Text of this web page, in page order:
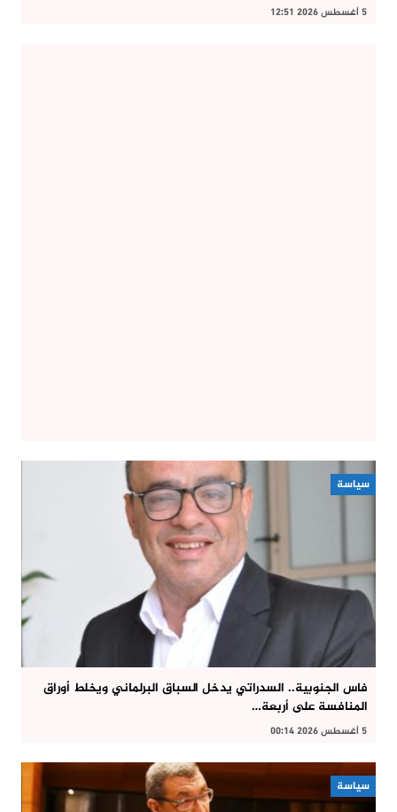
5 أغسطس 2026 12:51
سياسة
فاس الجنوبية.. السدراتي يدخل السباق البرلماني ويخلط أوراق
المنافسة على أربعة…
5 أغسطس 2026 00:14
سياسة